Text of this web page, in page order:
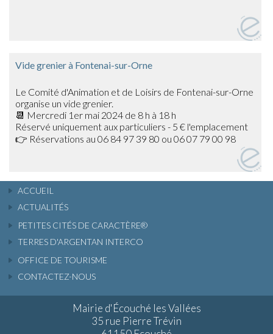
Vide grenier à Fontenai-sur-Orne
Le Comité d'Animation et de Loisirs de Fontenai-sur-Orne
organise un vide grenier.
📆 Mercredi 1er mai 2024 de 8 h à 18 h
Réservé uniquement aux particuliers - 5 € l'emplacement
👉 Réservations au 06 84 97 39 80 ou 06 07 79 00 98
ACCUEIL
ACTUALITÉS
PETITES CITÉS DE CARACTÈRE®
TERRES D'ARGENTAN INTERCO
OFFICE DE TOURISME
CONTACTEZ-NOUS
Mairie d'Écouché les Vallées
35 rue Pierre Trévin